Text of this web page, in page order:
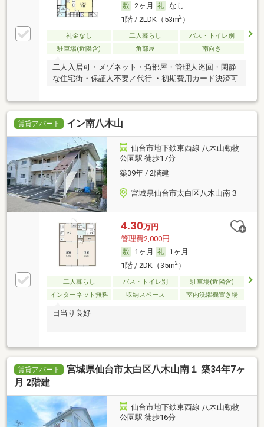
2ヶ月
なし
1階 / 2LDK（53m2）
礼金なし 二人暮らし
バス・トイレ別
駐車場(近隣含)
角部屋 南向き
二人入居可・メゾネット・角部屋・管理人巡回・閑静
な住宅街・保証人不要／代行 ・初期費用カード決済可
賃貸アパート イン南八木山
仙台市地下鉄東西線 八木山動物
公園駅 徒歩17分
築39年 / 2階建
宮城県仙台市太白区八木山南３
4.30万円
管理費2,000円
1ヶ月
1ヶ月
1階 / 2DK（35m2）
二人暮らし バス・トイレ別
駐車場(近隣含)
インターネット無料
収納スペース 室内洗濯機置き場
日当り良好
賃貸アパート
宮城県仙台市太白区八木山南１ 築34年7ヶ
月 2階建
仙台市地下鉄東西線 八木山動物
公園駅 徒歩16分